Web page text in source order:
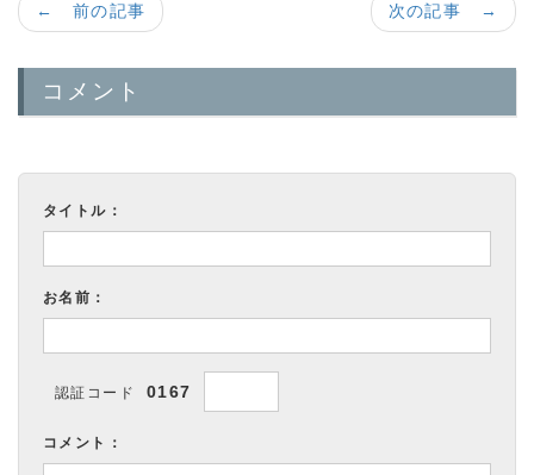
次の記事 →
← 前の記事
コメント
タイトル：
お名前：
認証コード 0167
コメント：